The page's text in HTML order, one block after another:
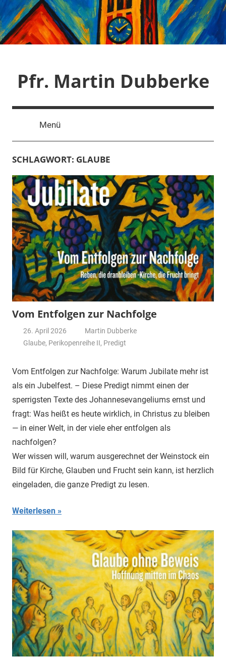
Zum
Inhalt
springen
Pfr. Martin Dubberke
Menü
SCHLAGWORT: GLAUBE
Vom Entfolgen zur Nachfolge
26. April 2026
Martin Dubberke
Glaube, Perikopenreihe II, Predigt
Vom Entfolgen zur Nachfolge: Warum Jubilate mehr ist
als ein Jubelfest. – Diese Predigt nimmt einen der
sperrigsten Texte des Johannesevangeliums ernst und
fragt: Was heißt es heute wirklich, in Christus zu bleiben
— in einer Welt, in der viele eher entfolgen als
nachfolgen?
Wer wissen will, warum ausgerechnet der Weinstock ein
Bild für Kirche, Glauben und Frucht sein kann, ist herzlich
eingeladen, die ganze Predigt zu lesen.
Weiterlesen